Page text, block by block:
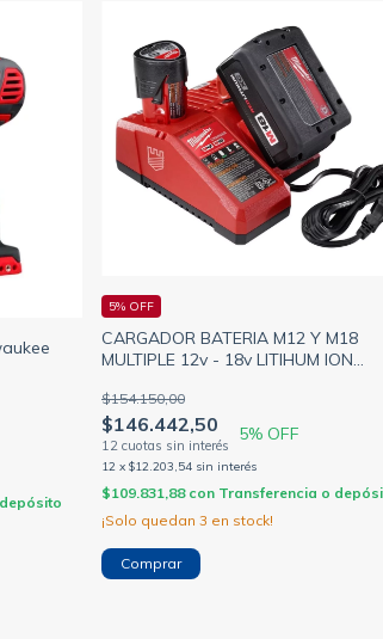
CARGADOR BATERIA M12 Y M18
MULTIPLE 12v - 18v LITIHUM ION
$146.442,50
$154.150,00
5% OFF
12 x $12.203,54 sin interés
5% OFF
$109.831,88 con Transferencia o
¡Solo quedan 3 en stock!